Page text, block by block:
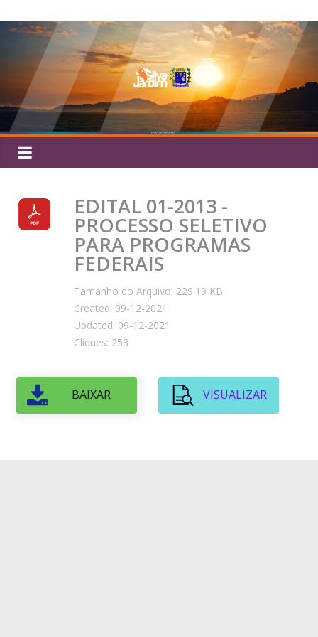
para
conteúdo
Silva
Jardim
EDITAL 01-2013 -
PROCESSO SELETIVO
PARA PROGRAMAS
FEDERAIS
Tamanho do Arquivo: 229.19 KB
Created: 09-12-2021
Updated: 09-12-2021
Cliques: 253
BAIXAR VISUALIZAR